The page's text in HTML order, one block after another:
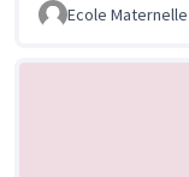
Ecole